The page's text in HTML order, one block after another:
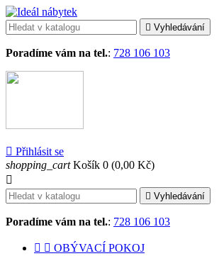
 Vyhledávání
Poradíme vám na tel.: 728 106 103
 Přihlásit se
shopping_cart Košík 0 (0,00 Kč)

 Vyhledávání
Poradíme vám na tel.: 728 106 103
  OBÝVACÍ POKOJ